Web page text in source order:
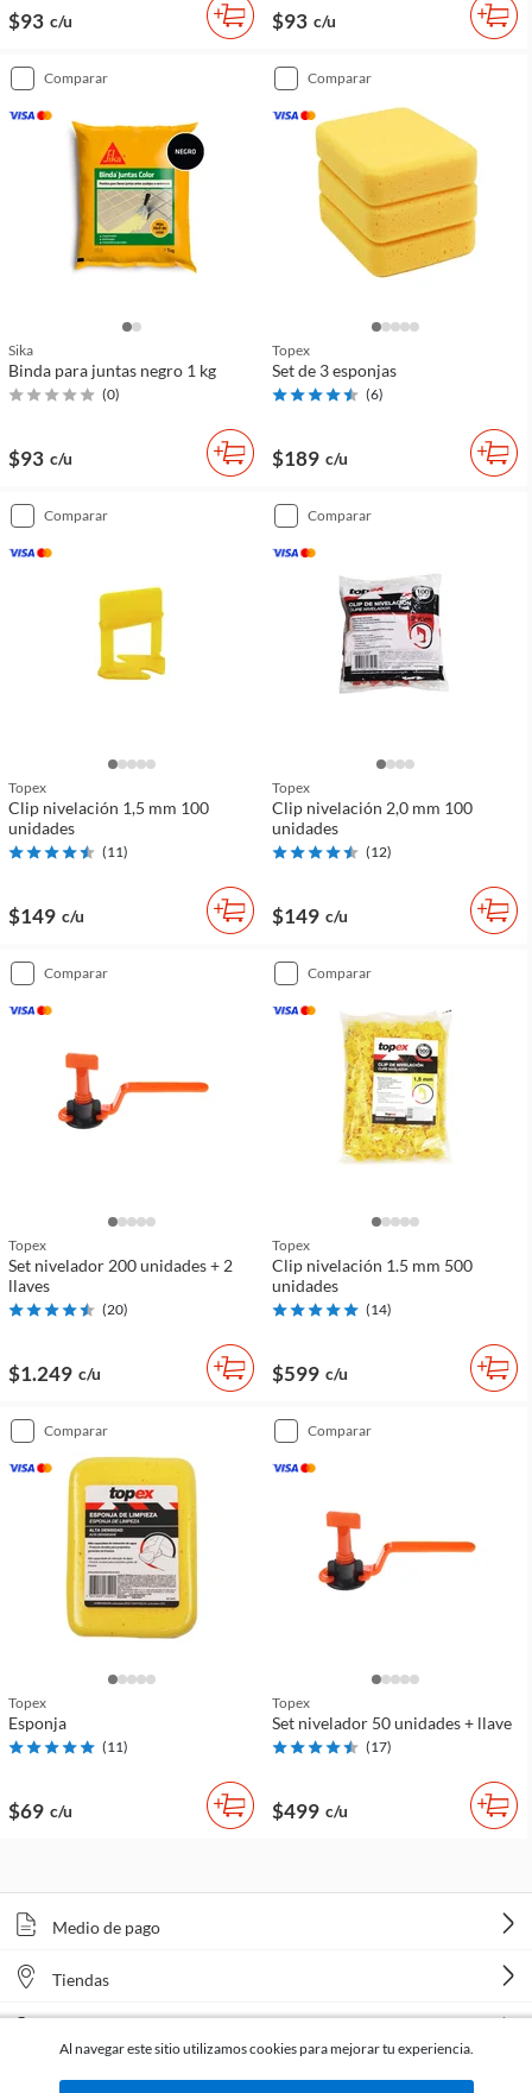
$93 c/u $93 c/u
comparar
Sika
Binda para juntas negro 1 kg
(0)
$93 c/u
comparar
Topex
Set de 3 esponjas
(6)
$189 c/u
comparar
Topex
Clip nivelación 1,5 mm 100
unidades
(11)
$149 c/u
comparar
Topex
Clip nivelación 2,0 mm 100
unidades
(12)
$149 c/u
comparar
Topex
Set nivelador 200 unidades + 2
llaves
(20)
$1.249 c/u
comparar
Topex
Clip nivelación 1.5 mm 500
unidades
(14)
$599 c/u
comparar
Topex
Esponja
(11)
$69 c/u
comparar
Topex
Set nivelador 50 unidades + llave
(17)
$499 c/u
Medio de pago
Tiendas
Al navegar este sitio utilizamos cookies para mejorar tu experiencia.